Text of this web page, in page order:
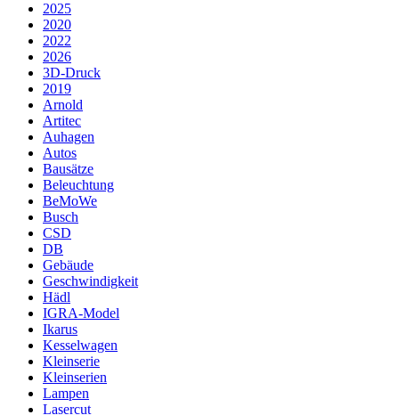
2025
2020
2022
2026
3D-Druck
2019
Arnold
Artitec
Auhagen
Autos
Bausätze
Beleuchtung
BeMoWe
Busch
CSD
DB
Gebäude
Geschwindigkeit
Hädl
IGRA-Model
Ikarus
Kesselwagen
Kleinserie
Kleinserien
Lampen
Lasercut